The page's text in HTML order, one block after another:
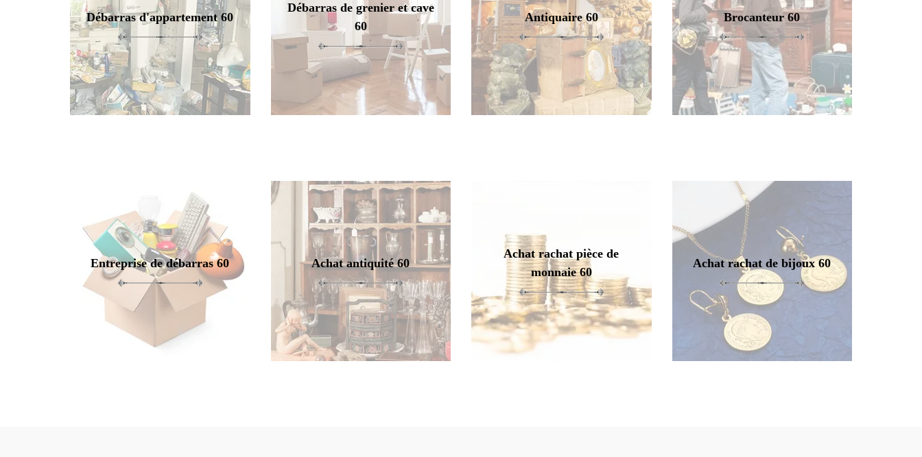
Débarras d'appartement 60
Débarras de grenier et cave
60
Antiquaire 60 Brocanteur 60
Entreprise de débarras 60 Achat antiquité 60
Achat rachat pièce de
monnaie 60
Achat rachat de bijoux 60